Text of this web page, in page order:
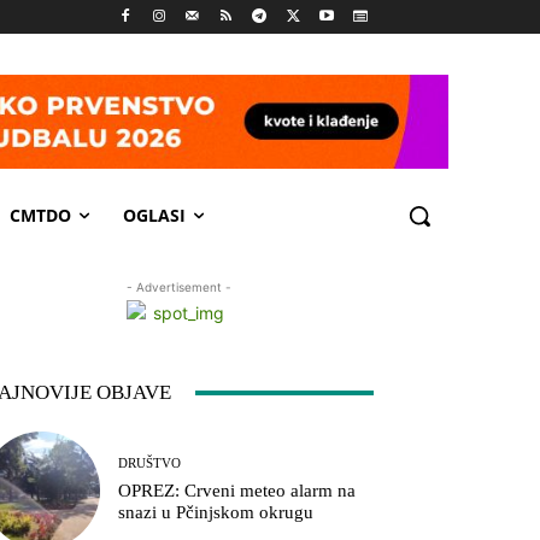
CMTDO OGLASI
- Advertisement -
OBJAVE
DRUŠTVO
OPREZ: Crveni meteo alarm na
snazi u Pčinjskom okrugu